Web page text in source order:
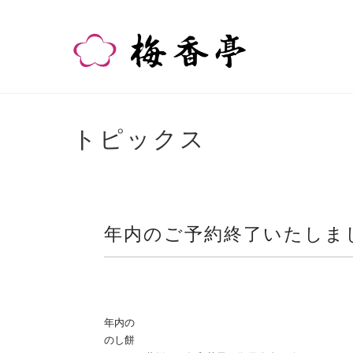
トピックス
年内のご予約終了いたしま
年内の
のし餅